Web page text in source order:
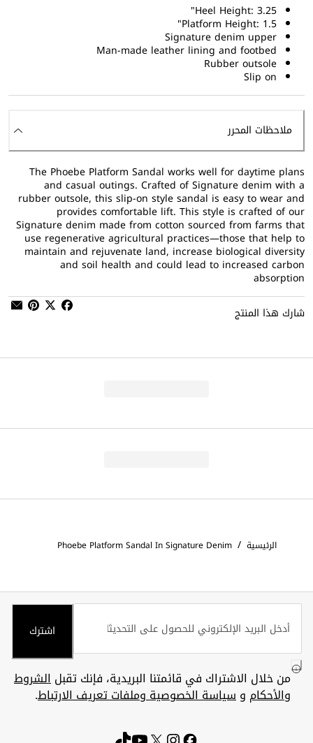
Heel Height: 3.25"
Platform Height: 1.5"
Signature denim upper
Man-made leather lining and footbed
Rubber outsole
Slip on
ملاحظات المحرر
The Phoebe Platform Sandal works well for daytime plans
and casual outings. Crafted of Signature denim with a
rubber outsole, this slip-on style sandal is easy to wear and
provides comfortable lift. This style is crafted of our
Signature denim made from cotton sourced from farms that
use regenerative agricultural practices—those that help to
maintain and rejuvenate land, increase biological diversity
and soil health and could lead to increased carbon
absorption
شارك هذا المنتج
الرئيسية /
Phoebe Platform Sandal In Signature Denim
اشترك
من خلال الاشتراك في قائمتنا البريدية، فإنك تقبلالشروط
والأحكام وسياسة الخصوصية وملفات تعريف الارتباط.